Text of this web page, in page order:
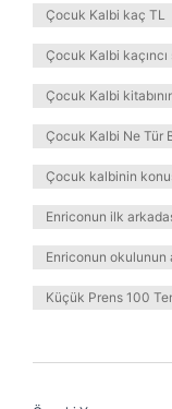
Çocuk Kalbi kaç TL
Çocuk Kalbi kaçıncı
Çocuk Kalbi
Çocuk Kalbi Ne Tür
Çocuk kalbinin
Enriconun ilk
Enriconun okulunun
Küçük Prens 100